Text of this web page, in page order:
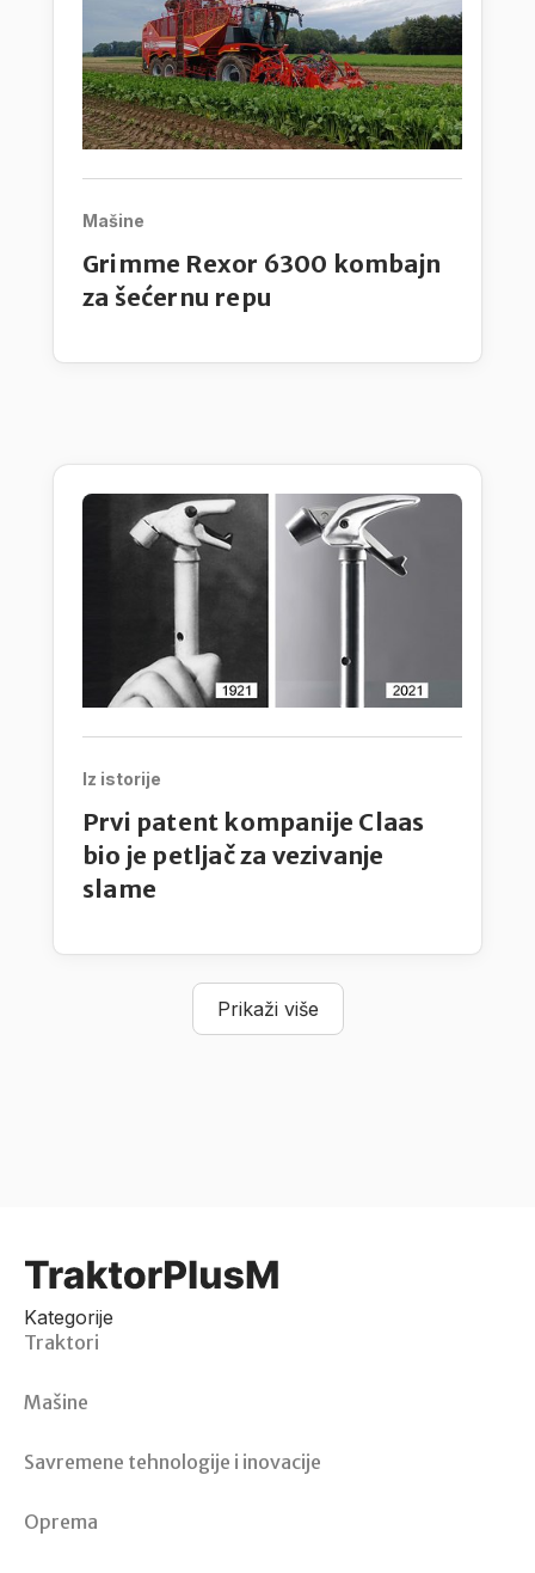
Mašine
Grimme Rexor 6300 kombajn
za šećernu repu
Iz istorije
Prvi patent kompanije Claas
bio je petljač za vezivanje
slame
Prikaži više
Kategorije
Traktori
Mašine
Savremene tehnologije i inovacije
Oprema